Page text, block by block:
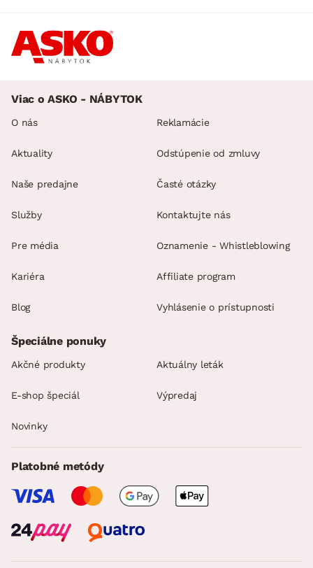
Viac o ASKO - NÁBYTOK
O nás
Aktuality
Naše predajne
Služby
Pre média
Kariéra
Blog
Reklamácie
Odstúpenie od zmluvy
Časté otázky
Kontaktujte nás
Oznamenie - Whistleblowing
Affiliate program
Vyhlásenie o prístupnosti
Špeciálne ponuky
Akčné produkty Aktuálny leták
E-shop špeciál Výpredaj
Novinky
Platobné metódy